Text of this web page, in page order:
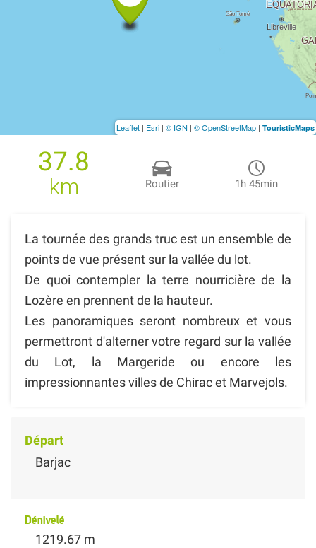
37.8
km Routier 1h 45min
La tournée des grands truc est un ensemble de
points de vue présent sur la vallée du lot.
De quoi contempler la terre nourricière de la
Lozère en prennent de la hauteur.
Les panoramiques seront nombreux et vous
permettront d'alterner votre regard sur la vallée
du Lot, la Margeride ou encore les
impressionnantes villes de Chirac et Marvejols.
Départ
Barjac
Dénivelé
1219.67 m
Leaflet | Esri | © IGN | © OpenStreetMap | TouristicMaps